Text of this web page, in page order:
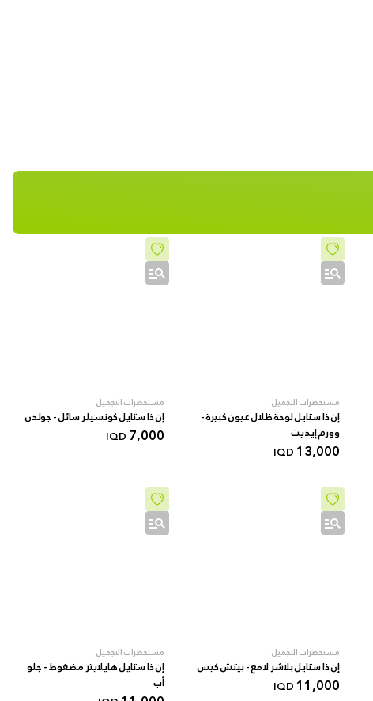
مستحضرات التجميل
إن ذا ستايل لوحة ظلال عيون كبيرة -
وورم إيديت
13,000
IQD
مستحضرات التجميل
إن ذا ستايل كونسيلر سائل - جولدن
7,000
IQD
مستحضرات التجميل
إن ذا ستايل بلاشر لامع - بيتش كيس
11,000
IQD
مستحضرات التجميل
إن ذا ستايل هايلايتر مضغوط - جلو
أب